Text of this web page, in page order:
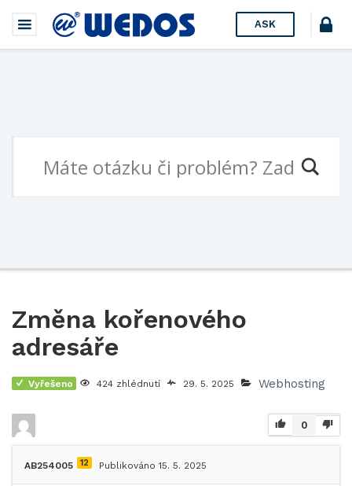
ASK
Změna kořenového
adresáře
Vyřešeno 424 zhlédnutí 29. 5. 2025 Webhosting
0
AB254005 12 Publikováno 15. 5. 2025